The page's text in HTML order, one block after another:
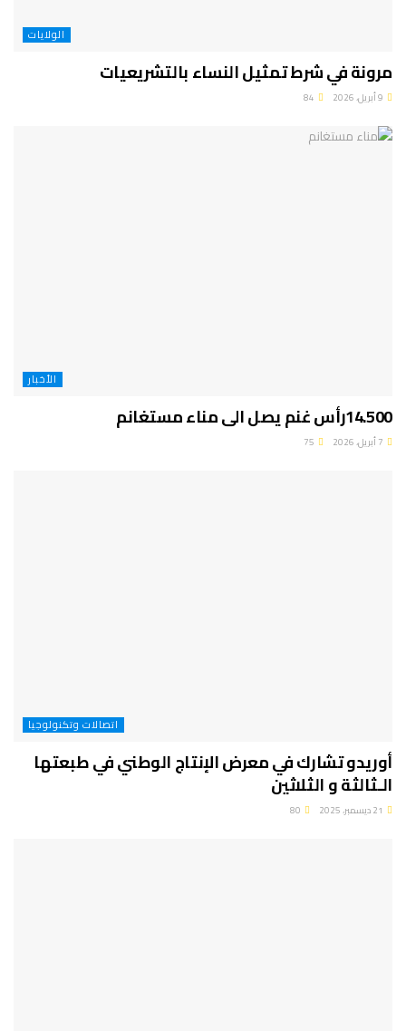
الولايات
مرونة في شرط تمثيل النساء بالتشريعيات
الأخبار
14.500رأس غنم يصل الى مناء مستغانم
اتصالات وتكنولوجيا
أوريدو تشارك في معرض الإنتاج الوطني في طبعتها
الـثالثة و الثلاثين